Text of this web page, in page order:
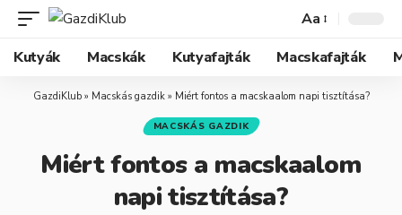
Aa
Kutyák
Macskák Kutyafajták Macskafajták
GazdiKlub» Macskás gazdik» Miért fontos a macskaalom napi tisztítása?
MACSKÁS GAZDIK
Miért fontos a macskaalom
napi tisztítása?